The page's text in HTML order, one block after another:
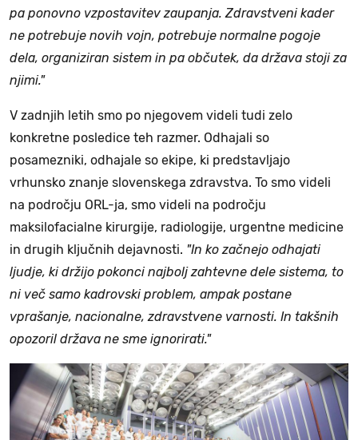
pa ponovno vzpostavitev zaupanja. Zdravstveni kader
ne potrebuje novih vojn, potrebuje normalne pogoje
dela, organiziran sistem in pa občutek, da država stoji za
njimi."
V zadnjih letih smo po njegovem videli tudi zelo
konkretne posledice teh razmer. Odhajali so
posamezniki, odhajale so ekipe, ki predstavljajo
vrhunsko znanje slovenskega zdravstva. To smo videli
na področju ORL-ja, smo videli na področju
maksilofacialne kirurgije, radiologije, urgentne medicine
in drugih ključnih dejavnosti. "In ko začnejo odhajati
ljudje, ki držijo pokonci najbolj zahtevne dele sistema, to
ni več samo kadrovski problem, ampak postane
vprašanje, nacionalne, zdravstvene varnosti. In takšnih
opozoril država ne sme ignorirati."